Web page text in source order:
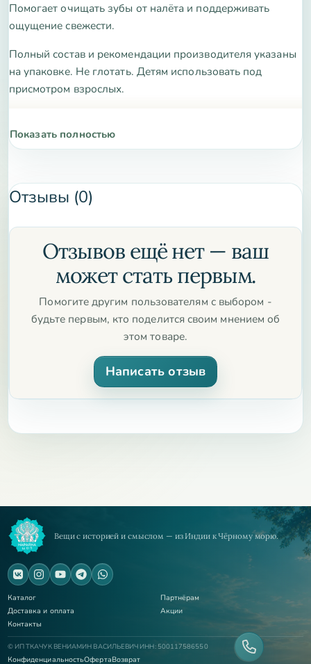
Помогает очищать зубы от налёта и поддерживать
ощущение свежести.
Полный состав и рекомендации производителя указаны
на упаковке. Не глотать. Детям использовать под
присмотром взрослых.
Показать полностью
Отзывы (0)
Отзывов ещё нет — ваш
может стать первым.
Помогите другим пользователям с выбором -
будьте первым, кто поделится своим мнением об
этом товаре.
Написать отзыв
Вещи с историей и смыслом — из Индии к Чёрному морю.
Каталог
Партнёрам
Доставка и оплата
Акции
Контакты
© ИП ТКАЧУК ВЕНИАМИН ВАСИЛЬЕВИЧ ИНН: 500117586550
КонфиденциальностьОфертаВозврат